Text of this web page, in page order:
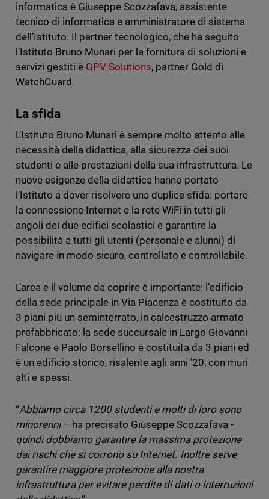
informatica è Giuseppe Scozzafava, assistente
tecnico di informatica e amministratore di sistema
dell’Istituto. Il partner tecnologico, che ha seguito
l’Istituto Bruno Munari per la fornitura di soluzioni e
servizi gestiti è GPV Solutions, partner Gold di
WatchGuard.
La sfida
L’Istituto Bruno Munari è sempre molto attento alle
necessità della didattica, alla sicurezza dei suoi
studenti e alle prestazioni della sua infrastruttura. Le
nuove esigenze della didattica hanno portato
l’Istituto a dover risolvere una duplice sfida: portare
la connessione Internet e la rete WiFi in tutti gli
angoli dei due edifici scolastici e garantire la
possibilità a tutti gli utenti (personale e alunni) di
navigare in modo sicuro, controllato e controllabile.
L’area e il volume da coprire è importante: l’edificio
della sede principale in Via Piacenza è costituito da
3 piani più un seminterrato, in calcestruzzo armato
prefabbricato; la sede succursale in Largo Giovanni
Falcone e Paolo Borsellino è costituita da 3 piani ed
è un edificio storico, risalente agli anni ’20, con muri
alti e spessi.
“Abbiamo circa 1200 studenti e molti di loro sono
minorenni– ha precisato Giuseppe Scozzafava -
quindi dobbiamo garantire la massima protezione
dai rischi che si corrono su Internet. Inoltre serve
garantire maggiore protezione alla nostra
infrastruttura per evitare perdite di dati o interruzioni